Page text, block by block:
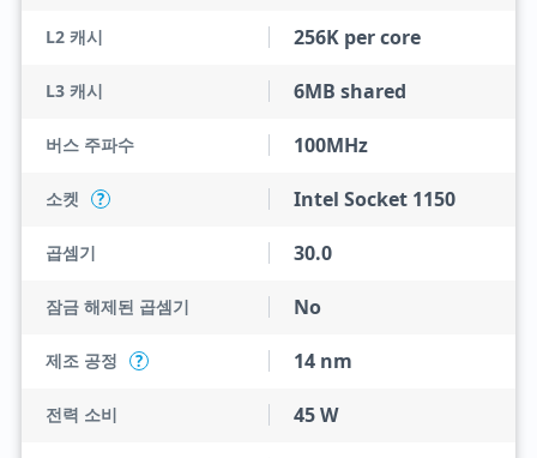
L2 캐시 256K per core
L3 캐시 6MB shared
버스 주파수 100MHz
소켓 ? Intel Socket 1150
곱셈기 30.0
잠금 해제된 곱셈기 No
제조 공정 ? 14 nm
전력 소비 45 W